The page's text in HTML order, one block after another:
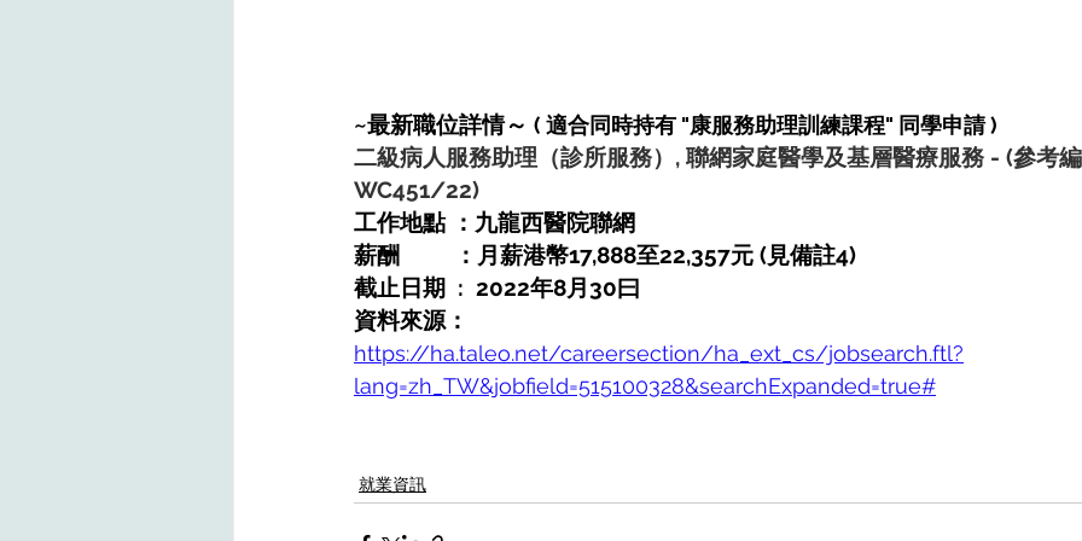
~最新職位詳情～ ( 適合同時持有 "康服務助理訓練課程" 同學申請 )
二級病人服務助理（診所服務）, 聯網家庭醫學及基層醫療服務 - (參考
WC451/22)
工作地點 ：九龍西醫院聯網
薪酬         ：月薪港幣17,888至22,357元 (見備註4)
截止日期  :  2022年8月30曰
資料來源：
https://ha.taleo.net/careersection/ha_ext_cs/jobsearch.ftl?
lang=zh_TW&jobfield=515100328&searchExpanded=true#
就業資訊